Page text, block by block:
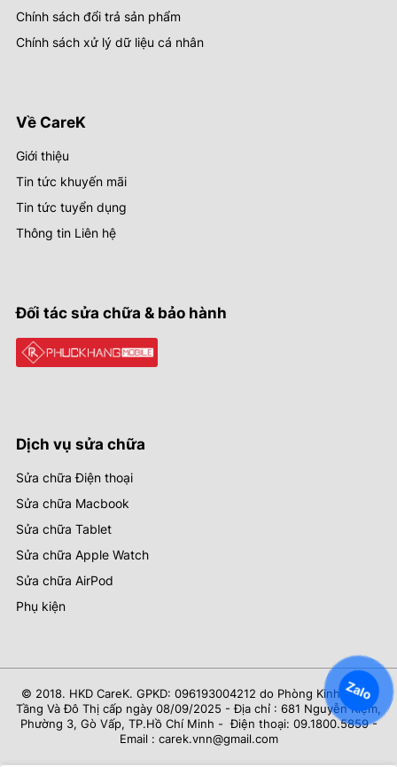
Chính sách đổi trả sản phẩm
Chính sách xử lý dữ liệu cá nhân
Về CareK
Giới thiệu
Tin tức khuyến mãi
Tin tức tuyển dụng
Thông tin Liên hệ
Đối tác sửa chữa & bảo hành
Dịch vụ sửa chữa
Sửa chữa Điện thoại
Sửa chữa Macbook
Sửa chữa Tablet
Sửa chữa Apple Watch
Sửa chữa AirPod
Phụ kiện
© 2018. HKD CareK. GPKD: 096193004212 do Phòng Kinh Tế Hạ
Tầng Và Đô Thị cấp ngày 08/09/2025 - Địa chỉ : 681 Nguyễn Kiệm,
Phường 3, Gò Vấp, TP.Hồ Chí Minh - Điện thoại: 09.1800.5859 -
Email : carek.vnn@gmail.com
Zalo